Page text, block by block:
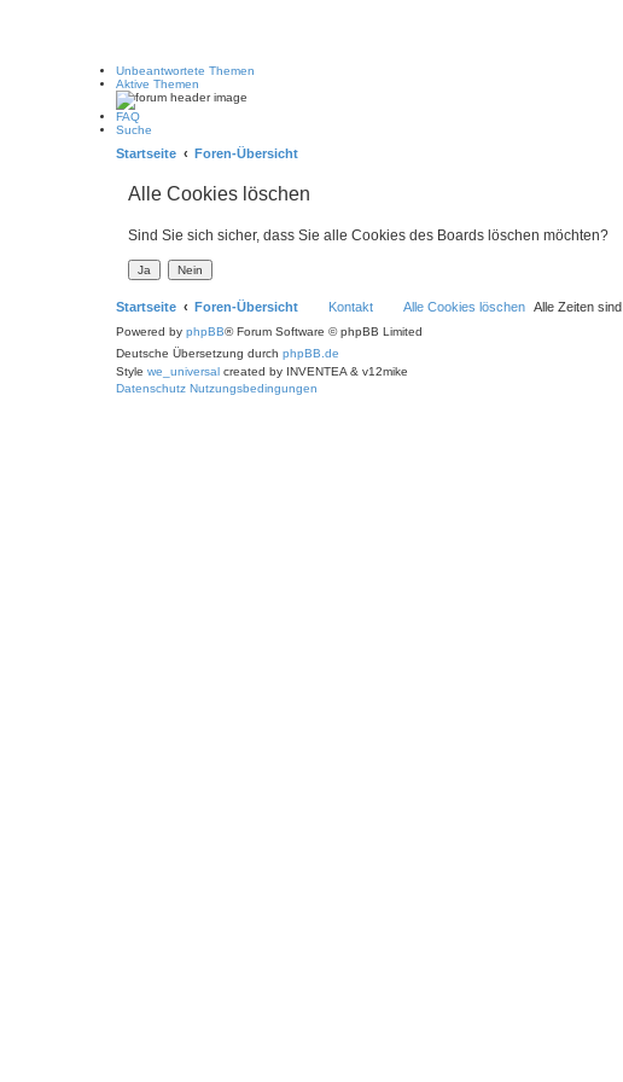
Unbeantwortete Themen
Aktive Themen
FAQ
Suche
Startseite Foren-Übersicht
Alle Cookies löschen
Sind Sie sich sicher, dass Sie alle Cookies des Boards löschen möchten?
Startseite Foren-Übersicht Kontakt Alle Cookies löschen Alle Zeiten sind
Powered by phpBB® Forum Software © phpBB Limited
Deutsche Übersetzung durch phpBB.de
Style we_universal created by INVENTEA & v12mike
Datenschutz Nutzungsbedingungen